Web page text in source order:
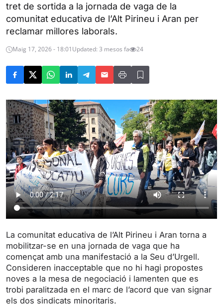
tret de sortida a la jornada de vaga de la
comunitat educativa de l’Alt Pirineu i Aran per
reclamar millores laborals.
Maig 17, 2026 - 18:01Updated: 3 mesos fa 24
La comunitat educativa de l’Alt Pirineu i Aran torna a
mobilitzar-se en una jornada de vaga que ha
començat amb una manifestació a la Seu d’Urgell.
Consideren inacceptable que no hi hagi propostes
noves a la mesa de negociació i lamenten que es
trobi paralitzada en el marc de l’acord que van signar
els dos sindicats minoritaris.